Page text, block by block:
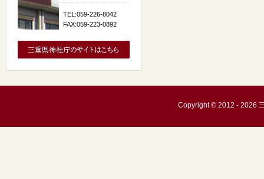
TEL:059-226-8042
FAX:059-223-0892
Copyright © 2012 - 2026